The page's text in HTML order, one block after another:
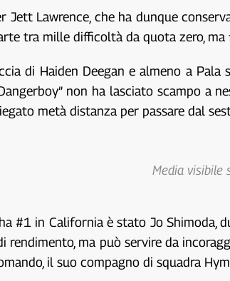
Lawrence, che ha dunque
tra mille difficoltà da quota zero,
di Haiden Deegan e almeno a
non ha lasciato scampo a
metà distanza per passare dal
Media visibile
#1 in California è stato Jo
rendimento, ma può servire da
il suo compagno di squadra